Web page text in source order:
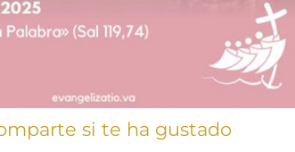
si te ha gustado